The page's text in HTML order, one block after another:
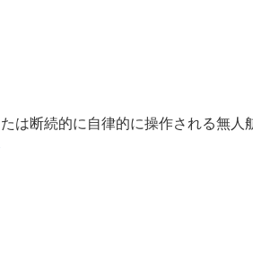
は断続的に自律的に操作される無人